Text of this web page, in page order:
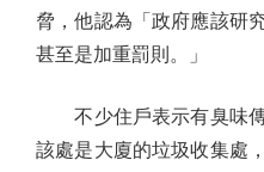
脅，他認為「政府應該研
甚至是加重罰則。」
不少住戶表示有臭味傳
該處是大廈的垃圾收集處